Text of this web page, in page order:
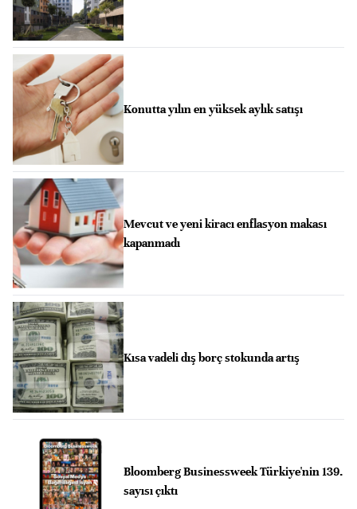
Konutta yılın en yüksek aylık satışı
Mevcut ve yeni kiracı enflasyon makası
kapanmadı
Kısa vadeli dış borç stokunda artış
Bloomberg Businessweek Türkiye'nin 139.
sayısı çıktı